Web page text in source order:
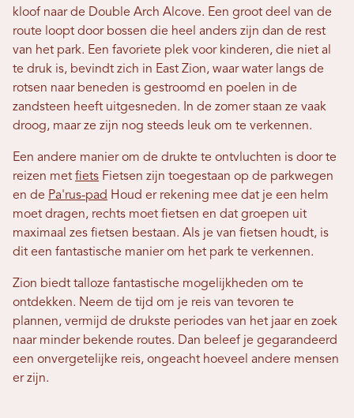
kloof naar de Double Arch Alcove. Een groot deel van de
route loopt door bossen die heel anders zijn dan de rest
van het park. Een favoriete plek voor kinderen, die niet al
te druk is, bevindt zich in East Zion, waar water langs de
rotsen naar beneden is gestroomd en poelen in de
zandsteen heeft uitgesneden. In de zomer staan ​​ze vaak
droog, maar ze zijn nog steeds leuk om te verkennen.
Een andere manier om de drukte te ontvluchten is door te
reizen met fiets Fietsen zijn toegestaan ​​op de parkwegen
en de Pa'rus-pad Houd er rekening mee dat je een helm
moet dragen, rechts moet fietsen en dat groepen uit
maximaal zes fietsen bestaan. Als je van fietsen houdt, is
dit een fantastische manier om het park te verkennen.
Zion biedt talloze fantastische mogelijkheden om te
ontdekken. Neem de tijd om je reis van tevoren te
plannen, vermijd de drukste periodes van het jaar en zoek
naar minder bekende routes. Dan beleef je gegarandeerd
een onvergetelijke reis, ongeacht hoeveel andere mensen
er zijn.